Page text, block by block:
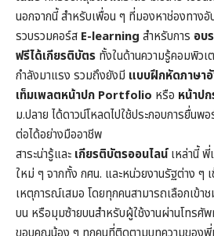
นอกจากนี้ สำหรับเพื่อน ๆ ที่มองหาช่องทาง
รวบรวมคอร์ส E-learning สำหรับการ อบ
ฟรีได้เกียรติบัตร ทั้งในด้านความรู้คอมพิวเ
กำลังมาแรง รวมถึงยังมี แบบฝึกหัดภาษา
เท็มเพลตหน้าปก Portfolio หรือ หน้าป
ม.ปลาย ได้ดาวน์โหลดไปใช้ประกอบการยื่น
ต่อได้อย่างมืออาชีพ
สาระน่ารู้และ เกียรติบัตรออนไลน์เหล่านี้ พี่
ใหม่ ๆ จากทั้ง กศน. และหน่วยงานรัฐต่าง ๆ
เหตุการณ์เสมอ โดยทุกคนสามารถเลือกเข้า
บน หรือมุมซ้ายบนสำหรับผู้ใช้งานผ่านโทรศั